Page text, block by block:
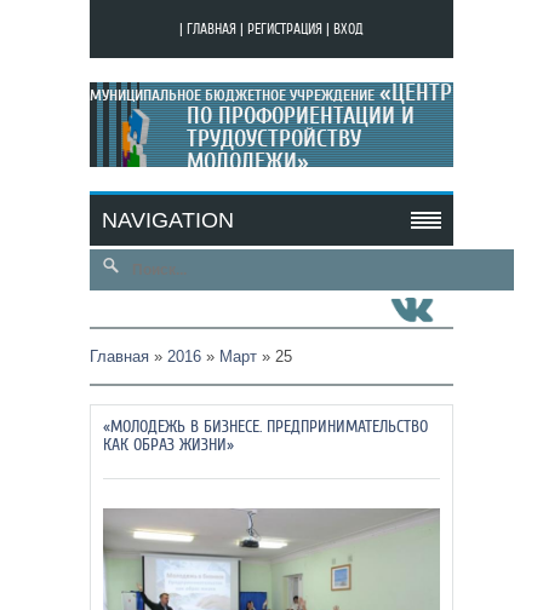
ГЛАВНАЯ РЕГИСТРАЦИЯ ВХОД
МУНИЦИПАЛЬНОЕ БЮДЖЕТНОЕ УЧРЕЖДЕНИЕ «ЦЕНТР
ПО ПРОФОРИЕНТАЦИИ И
ТРУДОУСТРОЙСТВУ
МОЛОДЕЖИ»
NAVIGATION
Главная » 2016 » Март » 25
«МОЛОДЕЖЬ В БИЗНЕСЕ. ПРЕДПРИНИМАТЕЛЬСТВО
КАК ОБРАЗ ЖИЗНИ»